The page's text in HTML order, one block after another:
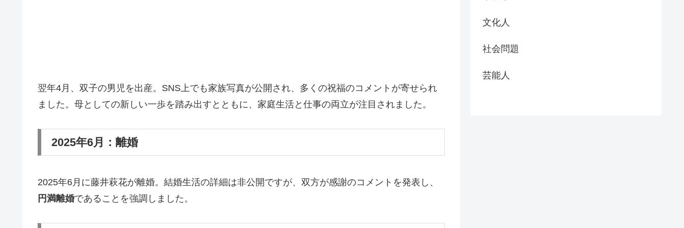
翌年4月、双子の男児を出産。SNS上でも家族写真が公開され、多くの祝福のコメントが寄せられ
ました。母としての新しい一歩を踏み出すとともに、家庭生活と仕事の両立が注目されました。
2025年6月：離婚
2025年6月に藤井萩花が離婚。結婚生活の詳細は非公開ですが、双方が感謝のコメントを発表し、
円満離婚であることを強調しました。
文化人
社会問題
芸能人